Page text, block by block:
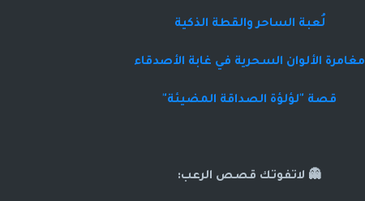
لُعبة الساحر والقطة الذكية
مغامرة الألوان السحرية في غابة الأصدقاء
قصة "لؤلؤة الصداقة المضيئة"
👻 لاتفوتك قصص الرعب: